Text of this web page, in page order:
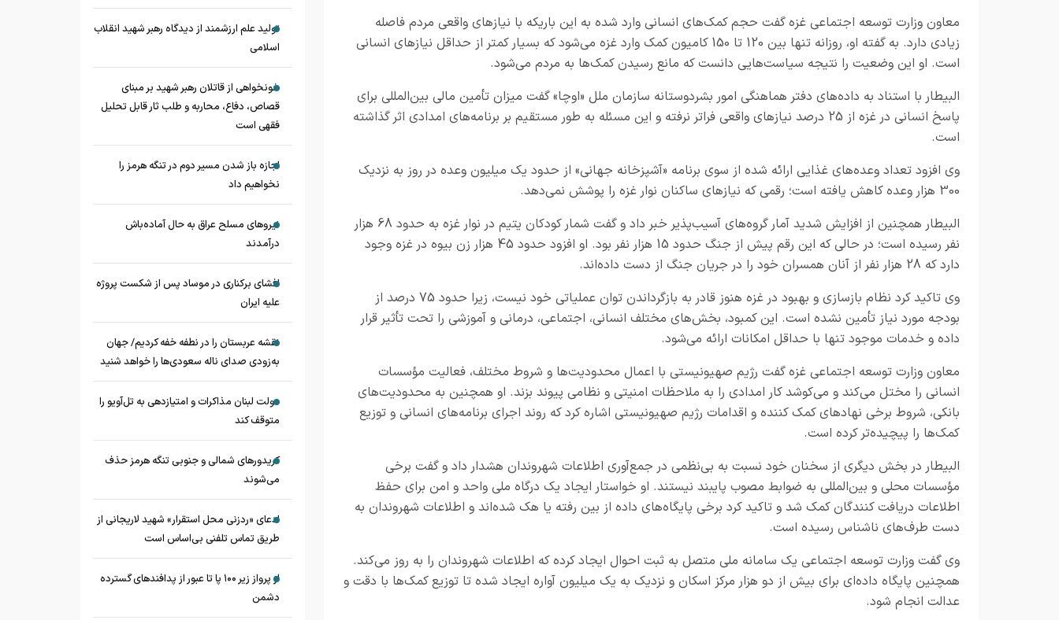
معاون وزارت توسعه اجتماعی غزه گفت حجم کمک‌های انسانی وارد شده به این باریکه با نیازهای واقعی مردم فاصله
زیادی دارد. به گفته او، روزانه تنها بین 120 تا 150 کامیون کمک وارد غزه می‌شود که بسیار کمتر از حداقل نیازهای انسانی
است. او این وضعیت را نتیجه سیاست‌هایی دانست که مانع رسیدن کمک‌ها به مردم می‌شود.
البیطار با استناد به داده‌های دفتر هماهنگی امور بشردوستانه سازمان ملل «اوچا» گفت میزان تأمین مالی بین‌المللی برای
پاسخ انسانی در غزه از 25 درصد نیازهای واقعی فراتر نرفته و این مسئله به‌ طور مستقیم بر برنامه‌های امدادی اثر گذاشته
است.
وی افزود تعداد وعده‌های غذایی ارائه‌ شده از سوی برنامه «آشپزخانه جهانی» از حدود یک میلیون وعده در روز به نزدیک
300 هزار وعده کاهش یافته است؛ رقمی که نیازهای ساکنان نوار غزه را پوشش نمی‌دهد.
البیطار همچنین از افزایش شدید آمار گروه‌های آسیب‌پذیر خبر داد و گفت شمار کودکان یتیم در نوار غزه به حدود 68 هزار
نفر رسیده است؛ در حالی که این رقم پیش از جنگ حدود 15 هزار نفر بود. او افزود حدود 45 هزار زن بیوه در غزه وجود
دارد که 28 هزار نفر از آنان همسران خود را در جریان جنگ از دست داده‌اند.
وی تاکید کرد نظام بازسازی و بهبود در غزه هنوز قادر به بازگرداندن توان عملیاتی خود نیست، زیرا حدود 75 درصد از
بودجه مورد نیاز تأمین نشده است. این کمبود، بخش‌های مختلف انسانی، اجتماعی، درمانی و آموزشی را تحت تأثیر قرار
داده و خدمات موجود تنها با حداقل امکانات ارائه می‌شود.
معاون وزارت توسعه اجتماعی غزه گفت رژیم صهیونیستی با اعمال محدودیت‌ها و شروط مختلف، فعالیت مؤسسات
انسانی را مختل می‌کند و می‌کوشد کار امدادی را به ملاحظات امنیتی و نظامی پیوند بزند. او همچنین به محدودیت‌های
بانکی، شروط برخی نهادهای کمک ‌کننده و اقدامات رژیم صهیونیستی اشاره کرد که روند اجرای برنامه‌های انسانی و توزیع
کمک‌ها را پیچیده‌تر کرده است.
البیطار در بخش دیگری از سخنان خود نسبت به بی‌نظمی در جمع‌آوری اطلاعات شهروندان هشدار داد و گفت برخی
مؤسسات محلی و بین‌المللی به ضوابط مصوب پایبند نیستند. او خواستار ایجاد یک درگاه ملی واحد و امن برای حفظ
اطلاعات دریافت ‌کنندگان کمک شد و تاکید کرد برخی پایگاه‌های داده از بین رفته یا هک شده‌اند و اطلاعات شهروندان به
دست طرف‌های ناشناس رسیده است.
وی گفت وزارت توسعه اجتماعی یک سامانه ملی متصل به ثبت احوال ایجاد کرده که اطلاعات شهروندان را به ‌روز می‌کند.
همچنین پایگاه داده‌ای برای بیش از دو هزار مرکز اسکان و نزدیک به یک میلیون آواره ایجاد شده تا توزیع کمک‌ها با دقت و
عدالت انجام شود.
تولید علم ارزشمند از دیدگاه رهبر شهید انقلاب
اسلامی
خونخواهی از قاتلان رهبر شهید بر مبنای
قصاص، دفاع، محاربه و طلب ثار قابل تحلیل
فقهی است
اجازه باز شدن مسیر دوم در تنگه هرمز را
نخواهیم داد
نیروهای مسلح عراق به حال آماده‌باش
درآمدند
افشای برکناری در موساد پس از شکست پروژه
علیه ایران
نقشه عربستان را در نطفه خفه کردیم/ جهان
به‌زودی صدای ناله سعودی‌ها را خواهد شنید
دولت لبنان مذاکرات و امتیازدهی به تل‌آویو را
متوقف کند
کریدورهای شمالی و جنوبی تنگه هرمز حذف
می‌شوند
ادعای «ردزنی محل استقرار» شهید لاریجانی از
طریق تماس تلفنی بی‌اساس است
از پرواز زیر ۱۰۰ پا تا عبور از پدافند‌های گسترده
دشمن